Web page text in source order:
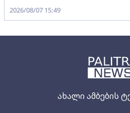
ახალი ამბების
2026/08/07 15:49